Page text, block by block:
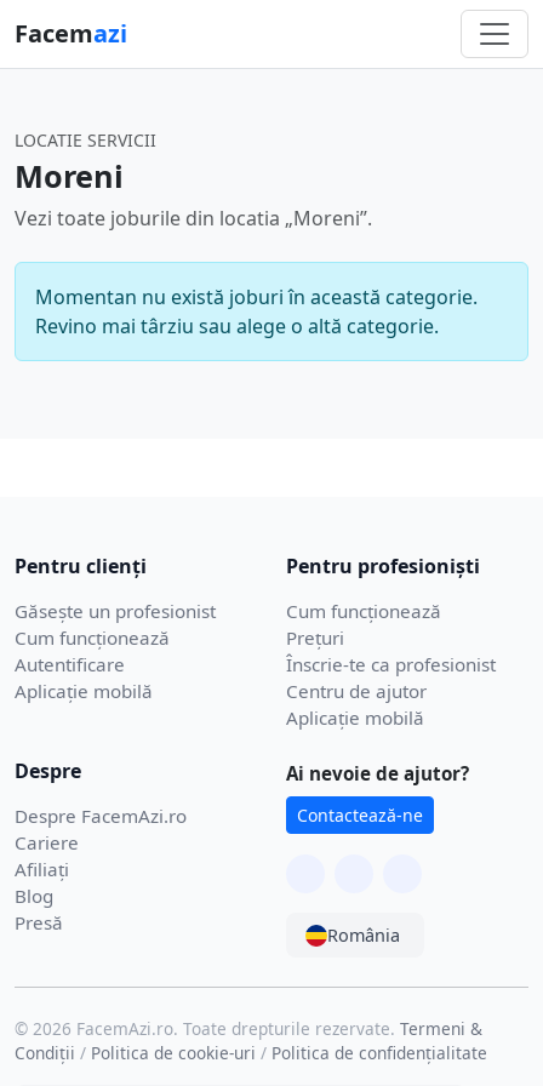
Facemazi
LOCATIE SERVICII
Moreni
Vezi toate joburile din locatia „Moreni”.
Momentan nu există joburi în această categorie.
Revino mai târziu sau alege o altă categorie.
Pentru clienți
Găsește un profesionist
Cum funcționează
Autentificare
Aplicație mobilă
Pentru profesioniști
Cum funcționează
Prețuri
Înscrie-te ca profesionist
Centru de ajutor
Aplicație mobilă
Despre
Despre FacemAzi.ro
Cariere
Afiliați
Blog
Presă
Ai nevoie de ajutor?
Contactează-ne
România
© 2026 FacemAzi.ro. Toate drepturile rezervate. Termeni &
Condiții / Politica de cookie-uri / Politica de confidențialitate